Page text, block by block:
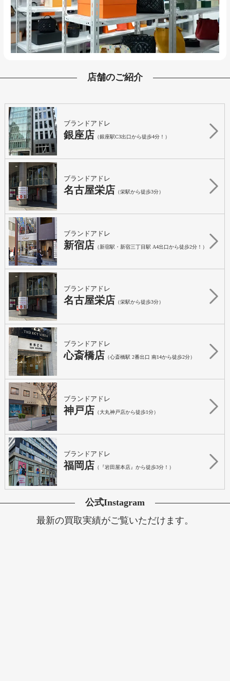
店舗のご紹介
ブランドアドレ
銀座店 （銀座駅C3出口から徒歩4分！）
ブランドアドレ
名古屋栄店 （栄駅から徒歩3分）
ブランドアドレ
新宿店 （新宿駅・新宿三丁目駅 A4出口から徒歩2分！）
ブランドアドレ
名古屋栄店 （栄駅から徒歩3分）
ブランドアドレ
心斎橋店 （心斎橋駅 2番出口 南14から徒歩2分）
ブランドアドレ
神戸店 （大丸神戸店から徒歩1分）
ブランドアドレ
福岡店 （『岩田屋本店』から徒歩3分！）
公式Instagram
最新の買取実績がご覧いただけます。